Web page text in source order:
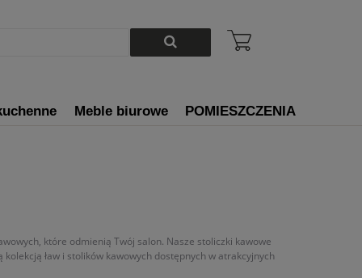
Meble biurowe POMIESZCZENIA
które odmienią Twój salon. Nasze stoliczki kawowe
ław i stolików kawowych dostępnych w atrakcyjnych